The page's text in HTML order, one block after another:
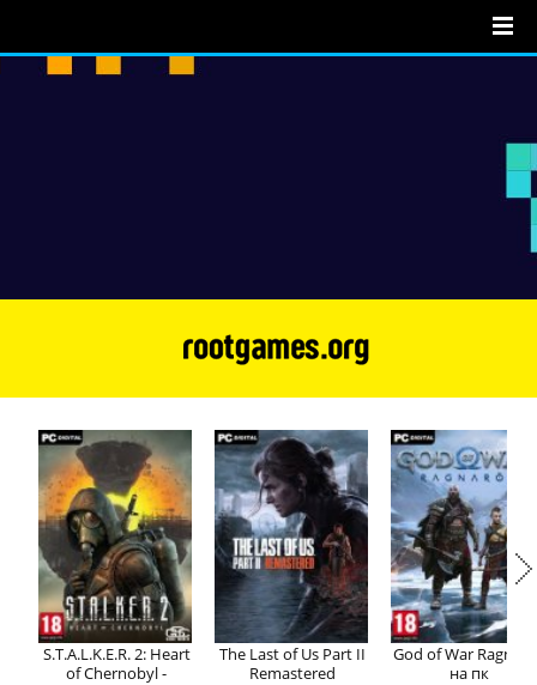
Регистрация Вход
S.T.A.L.K.E.R. 2: Heart
of Chernobyl -
The Last of Us Part II
Remastered
God of War
на пк